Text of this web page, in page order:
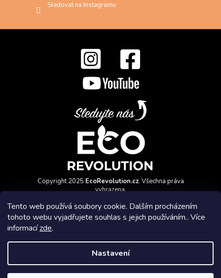
Tento web používá soubory cookie. Dalším procházením
tohoto webu vyjadřujete souhlas s jejich používáním.. Více
informacízde.
Nastavení
Sledovat na Instagramu
Copyright 2025 EcoRevolution.cz. Všechna práva
vyhrazena.
Affiliate program